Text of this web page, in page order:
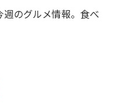
のグルメ情報。食べ